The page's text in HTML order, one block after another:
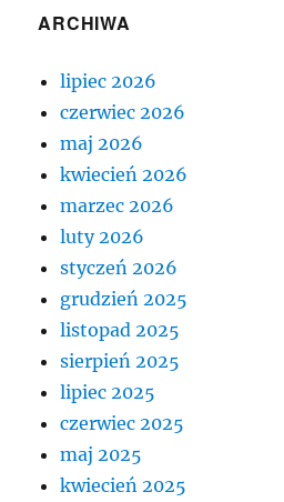
ARCHIWA
lipiec 2026
czerwiec 2026
maj 2026
kwiecień 2026
marzec 2026
luty 2026
styczeń 2026
grudzień 2025
listopad 2025
sierpień 2025
lipiec 2025
czerwiec 2025
maj 2025
kwiecień 2025